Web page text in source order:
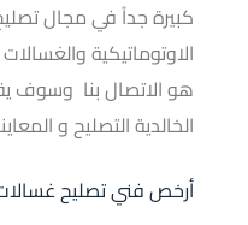
كبيرة جداً في مجال
الاوتوماتيكية
هو الاتصال بنا وسوف
الخالدية التصليح و
أرخص فني تصليح